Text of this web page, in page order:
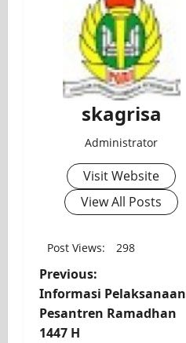
skagrisa
Administrator
Visit Website
View All Posts
Post Views: 298
Previous:
Informasi Pelaksanaan
Pesantren Ramadhan
1447 H